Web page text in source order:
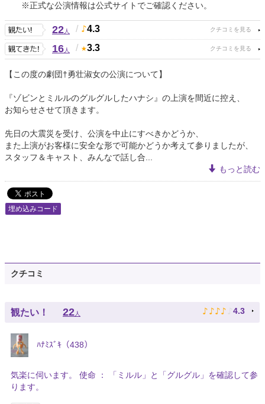
※正式な公演情報は公式サイトでご確認ください。
22人 / 4.3
16人 / 3.3
【この度の劇団†勇壮淑女の公演について】
『ゾビンとミルルのグルグルしたハナシ』の上演を間近に控え、
お知らせさせて頂きます。
先日の大震災を受け、公演を中止にすべきかどうか、
また上演がお客様に安全な形で可能かどうか考えて参りましたが、
スタッフ＆キャスト、みんなで話し合...
もっと読む
埋め込みコード
クチコミ
観たい！ 22人 ♪ ♪ ♪ ♪ ♪ 4.3
ﾊﾅﾐｽﾞｷ（438）
気楽に伺います。 使命 ： 「ミルル」と「グルグル」を確認して参
ります。